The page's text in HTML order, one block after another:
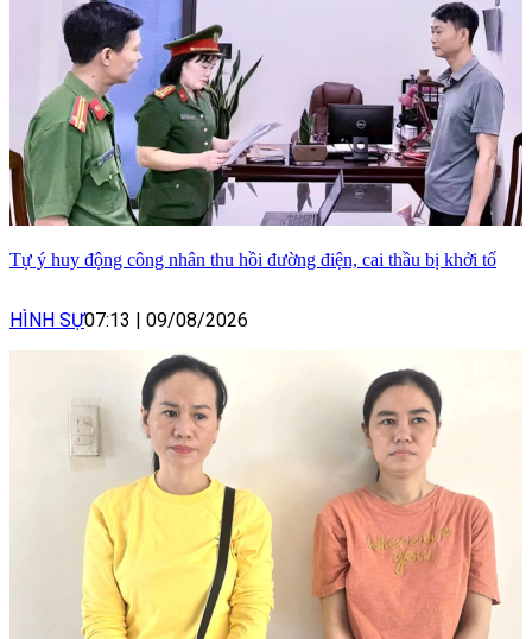
Tự ý huy động công nhân thu hồi đường điện, cai thầu bị khởi tố
HÌNH SỰ07:13 09/08/2026